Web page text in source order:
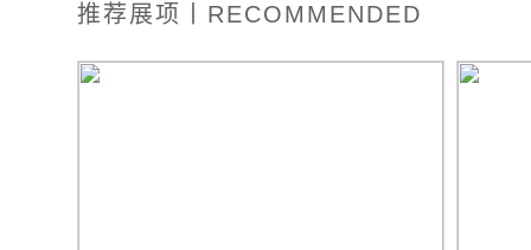
推荐展项丨RECOMMENDED